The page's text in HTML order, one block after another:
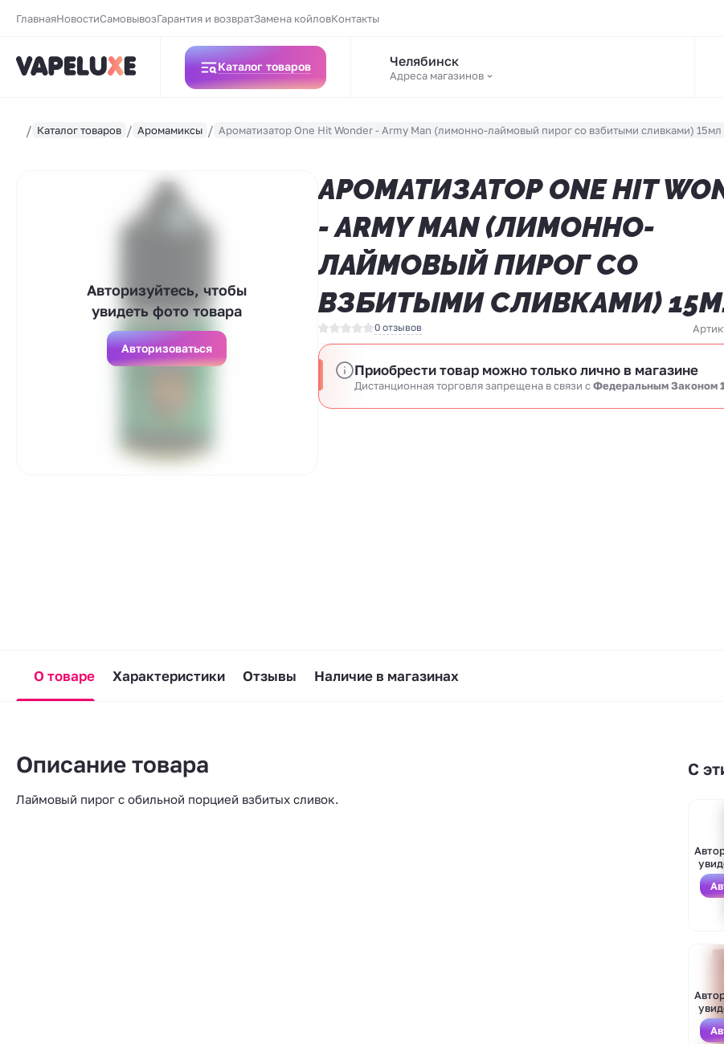
ГлавнаяНовостиСамовывозГарантия и возвратЗамена койловКонтакты
Каталог товаров Челябинск
Адреса магазинов
Каталог товаров Аромамиксы Ароматизатор One Hit Wonder - Army Man (лимонно-лаймовый пирог со взбитыми сливками) 15мл
Авторизуйтесь, чтобы
увидеть фото товара
Авторизоваться
АРОМАТИЗАТОР ONE HIT
- ARMY MAN (ЛИМОННО-
ЛАЙМОВЫЙ ПИРОГ СО
ВЗБИТЫМИ СЛИВКАМИ)
0 отзывов
Приобрести товар можно только лично в магазине
Дистанционная торговля запрещена в связи cФедеральным Законом
О товаре Характеристики Отзывы Наличие в магазинах
Описание товара
Лаймовый пирог с обильной порцией взбитых сливок.
С